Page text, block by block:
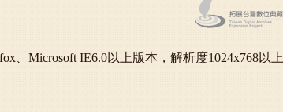
、Microsoft IE6.0以上版本，解析度1024x768以上